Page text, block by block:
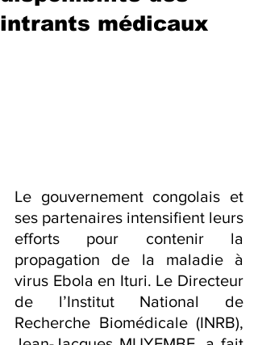
intrants médicaux
Le gouvernement congolais et
ses partenaires intensifient leurs
efforts pour contenir la
propagation de la maladie à
virus Ebola en Ituri. Le Directeur
de l’Institut National de
Recherche Biomédicale (INRB),